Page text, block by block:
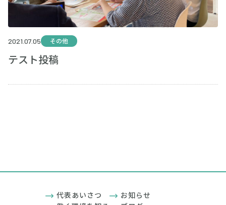
2021.07.05 その他
テスト投稿
代表あいさつ
お知らせ